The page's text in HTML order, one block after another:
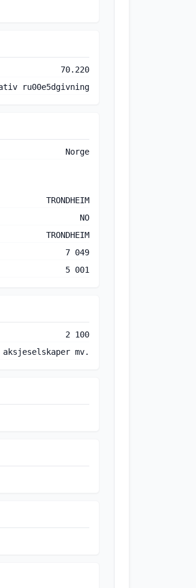
70.220
ru00e5dgivning
Norge
TRONDHEIM
NO
TRONDHEIM
7 049
5 001
2 100
mv.